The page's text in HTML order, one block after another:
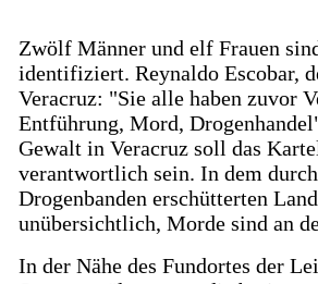
Zwölf Männer und elf Frauen
identifiziert. Reynaldo Escobar,
Veracruz: "Sie alle haben zuvor
Entführung, Mord,
Gewalt in Veracruz soll das
verantwortlich sein. In dem
Drogenbanden erschütterten
unübersichtlich, Morde sind an
In der Nähe des Fundortes der